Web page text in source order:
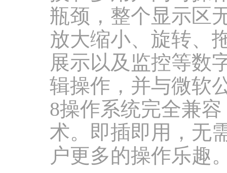
瓶颈，整个显示区
放大缩小、旋转、
展示以及监控等数
辑操作，并与微软
8操作系统完全兼
术。即插即用，无
户更多的操作乐趣